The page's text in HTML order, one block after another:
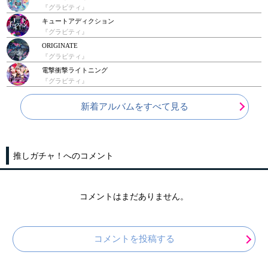
『グラビティ』
キュートアディクション
『グラビティ』
ORIGINATE
『グラビティ』
電撃衝撃ライトニング
『グラビティ』
新着アルバムをすべて見る
推しガチャ！へのコメント
コメントはまだありません。
コメントを投稿する